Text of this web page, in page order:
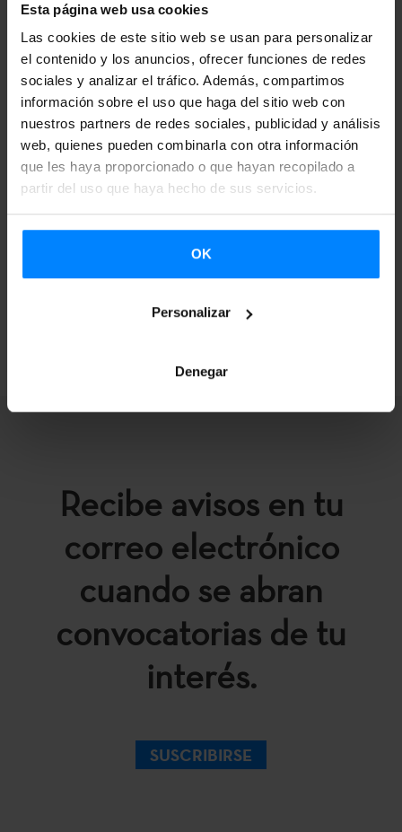
Esta página web usa cookies
Las cookies de este sitio web se usan para personalizar
el contenido y los anuncios, ofrecer funciones de redes
sociales y analizar el tráfico. Además, compartimos
información sobre el uso que haga del sitio web con
nuestros partners de redes sociales, publicidad y análisis
web, quienes pueden combinarla con otra información
que les haya proporcionado o que hayan recopilado a
partir del uso que haya hecho de sus servicios.
OK
Personalizar
Denegar
IMPORTE: 65.000€
CONTACTO:Alberto Irazu |a-irazu@etxepare.eus
(+34) 943 02 34 02
Información completa e inscripción en la Sede
Electrónicadel Gobierno Vasco.
Recibe avisos en tu
correo electrónico
cuando se abran
convocatorias de tu
interés.
SUSCRIBIRSE